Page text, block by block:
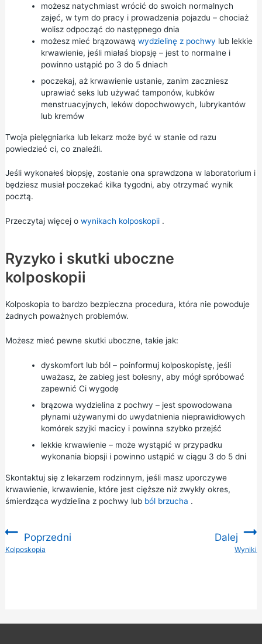
możesz natychmiast wrócić do swoich normalnych
zajęć, w tym do pracy i prowadzenia pojazdu – chociaż
wolisz odpocząć do następnego dnia
możesz mieć brązowawą wydzielinę z pochwy lub lekkie
krwawienie, jeśli miałaś biopsję – jest to normalne i
powinno ustąpić po 3 do 5 dniach
poczekaj, aż krwawienie ustanie, zanim zaczniesz
uprawiać seks lub używać tamponów, kubków
menstruacyjnych, leków dopochwowych, lubrykantów
lub kremów
Twoja pielęgniarka lub lekarz może być w stanie od razu
powiedzieć ci, co znaleźli.
Jeśli wykonałeś biopsję, zostanie ona sprawdzona w laboratorium i
będziesz musiał poczekać kilka tygodni, aby otrzymać wynik
pocztą.
Przeczytaj więcej o wynikach kolposkopii.
Ryzyko i skutki uboczne
kolposkopii
Kolposkopia to bardzo bezpieczna procedura, która nie powoduje
żadnych poważnych problemów.
Możesz mieć pewne skutki uboczne, takie jak:
dyskomfort lub ból – poinformuj kolposkopistę, jeśli
uważasz, że zabieg jest bolesny, aby mógł spróbować
zapewnić Ci wygodę
brązowa wydzielina z pochwy – jest spowodowana
płynami używanymi do uwydatnienia nieprawidłowych
komórek szyjki macicy i powinna szybko przejść
lekkie krwawienie – może wystąpić w przypadku
wykonania biopsji i powinno ustąpić w ciągu 3 do 5 dni
Skontaktuj się z lekarzem rodzinnym, jeśli masz uporczywe
krwawienie, krwawienie, które jest cięższe niż zwykły okres,
śmierdząca wydzielina z pochwy lub ból brzucha .
Poprzedni
:Kolposkopia
Dalej
Wyniki